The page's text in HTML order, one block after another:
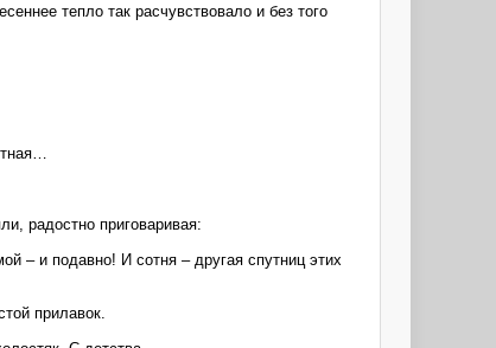
тепло так расчувствовало и без того
радостно приговаривая:
– и подавно! И сотня – другая спутниц этих
прилавок.